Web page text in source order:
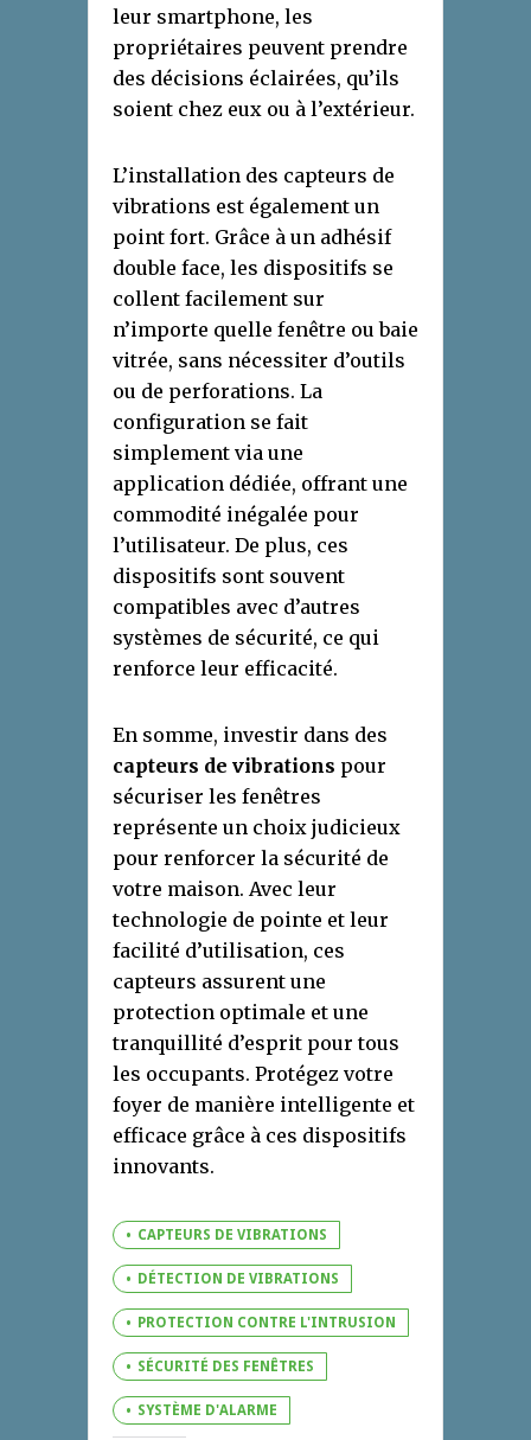
leur smartphone, les
propriétaires peuvent prendre
des décisions éclairées, qu’ils
soient chez eux ou à l’extérieur.
L’installation des capteurs de
vibrations est également un
point fort. Grâce à un adhésif
double face, les dispositifs se
collent facilement sur
n’importe quelle fenêtre ou baie
vitrée, sans nécessiter d’outils
ou de perforations. La
configuration se fait
simplement via une
application dédiée, offrant une
commodité inégalée pour
l’utilisateur. De plus, ces
dispositifs sont souvent
compatibles avec d’autres
systèmes de sécurité, ce qui
renforce leur efficacité.
En somme, investir dans des
capteurs de vibrations pour
sécuriser les fenêtres
représente un choix judicieux
pour renforcer la sécurité de
votre maison. Avec leur
technologie de pointe et leur
facilité d’utilisation, ces
capteurs assurent une
protection optimale et une
tranquillité d’esprit pour tous
les occupants. Protégez votre
foyer de manière intelligente et
efficace grâce à ces dispositifs
innovants.
CAPTEURS DE VIBRATIONS
DÉTECTION DE VIBRATIONS
PROTECTION CONTRE L'INTRUSION
SÉCURITÉ DES FENÊTRES
SYSTÈME D'ALARME